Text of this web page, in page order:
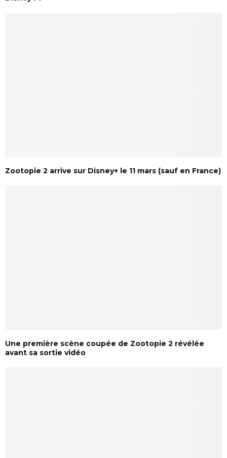
Zootopie 2 arrive sur Disney+ le 11 mars (sauf en France)
Une première scène coupée de Zootopie 2 révélée
avant sa sortie vidéo